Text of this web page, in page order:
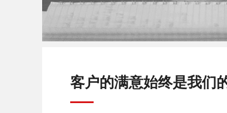
客户的满意始终是我们